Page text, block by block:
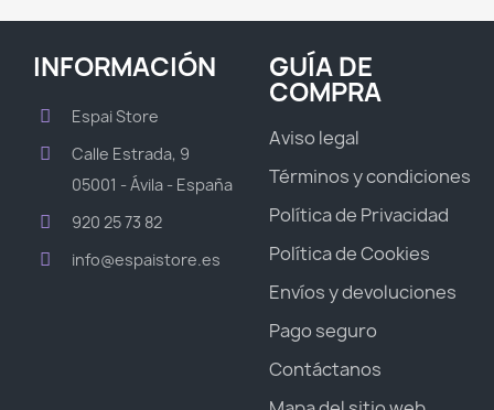
INFORMACIÓN
Espai Store
Calle Estrada, 9
05001 - Ávila - España
920 25 73 82
info@espaistore.es
GUÍA DE
COMPRA
Aviso legal
Términos y condiciones
Política de Privacidad
Política de Cookies
Envíos y devoluciones
Pago seguro
Contáctanos